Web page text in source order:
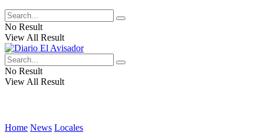
No Result
View All Result
No Result
View All Result
Home News Locales